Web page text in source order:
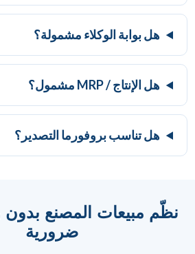
هل بوابة الوكلاء مشمولة؟
هل الإنتاج / MRP مشمول؟
هل تناسب بروفورما التصدير؟
نظّم مبيعات المصنع بدون
ضرورية